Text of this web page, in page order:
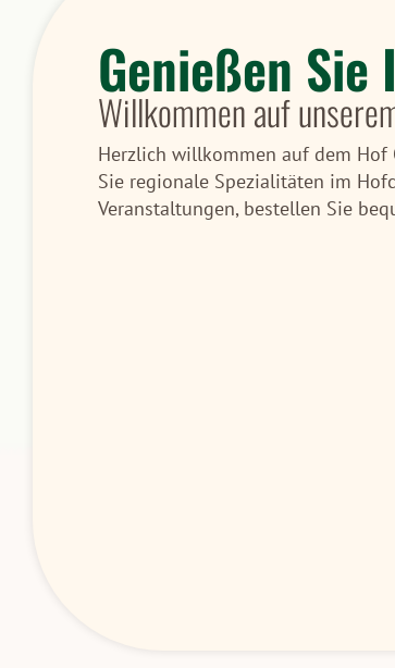
Genießen
Willkommen auf
Herzlich willkommen auf dem Hof
Sie regionale Spezialitäten im
Veranstaltungen, bestellen Sie